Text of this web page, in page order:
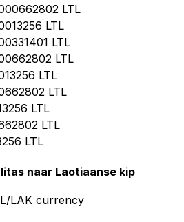
LTL
LTL
LTL
LTL
LTL
LTL
LTL
LTL
LTL
naar Laotiaanse kip
LAK currency